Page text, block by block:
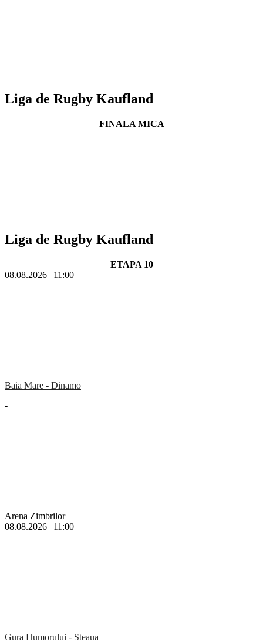
Liga de Rugby Kaufland
FINALA MICA
Liga de Rugby Kaufland
ETAPA 10
08.08.2026 | 11:00
Baia Mare - Dinamo
-
Arena Zimbrilor
08.08.2026 | 11:00
Gura Humorului - Steaua